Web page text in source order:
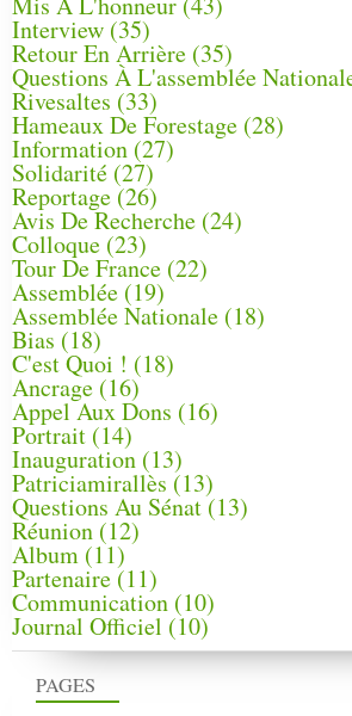
PAGES
Interview (35)
Retour En Arrière (35)
Questions À L'assemblée
Rivesaltes (33)
Hameaux De Forestage (28)
Information (27)
Solidarité (27)
Reportage(26)
Avis De Recherche (24)
Colloque (23)
Tour De France (22)
Assemblée (19)
Assemblée Nationale (18)
Bias (18)
C'est Quoi ! (18)
Ancrage (16)
Appel Aux Dons (16)
Portrait (14)
Inauguration (13)
Patriciamirallès (13)
Questions Au Sénat(13)
Réunion (12)
Album (11)
Partenaire(11)
Communication (10)
Journal Officiel (10)